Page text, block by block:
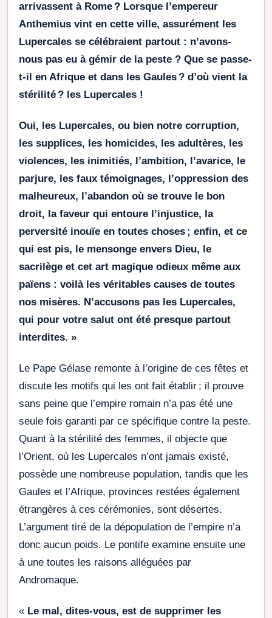
arrivassent à Rome ? Lorsque l’empereur
Anthemius vint en cette ville, assurément les
Lupercales se célébraient partout : n’avons-
nous pas eu à gémir de la peste ? Que se passe-
t-il en Afrique et dans les Gaules ? d’où vient la
stérilité ? les Lupercales !
Oui, les Lupercales, ou bien notre corruption,
les supplices, les homicides, les adultères, les
violences, les inimitiés, l’ambition, l’avarice, le
parjure, les faux témoignages, l’oppression des
malheureux, l’abandon où se trouve le bon
droit, la faveur qui entoure l’injustice, la
perversité inouïe en toutes choses ; enfin, et ce
qui est pis, le mensonge envers Dieu, le
sacrilège et cet art magique odieux même aux
païens : voilà les véritables causes de toutes
nos misères. N’accusons pas les Lupercales,
qui pour votre salut ont été presque partout
interdites. »
Le Pape Gélase remonte à l’origine de ces fêtes et
discute les motifs qui les ont fait établir ; il prouve
sans peine que l’empire romain n’a pas été une
seule fois garanti par ce spécifique contre la peste.
Quant à la stérilité des femmes, il objecte que
l’Orient, où les Lupercales n’ont jamais existé,
possède une nombreuse population, tandis que les
Gaules et l’Afrique, provinces restées également
étrangères à ces cérémonies, sont désertes.
L’argument tiré de la dépopulation de l’empire n’a
donc aucun poids. Le pontife examine ensuite une
à une toutes les raisons alléguées par
Andromaque.
« Le mal, dites-vous, est de supprimer les